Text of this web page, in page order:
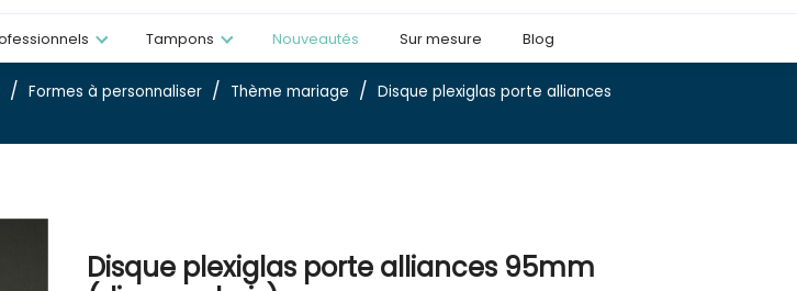
Tampons Nouveautés Sur mesure Blog
Formes à personnaliser Thème mariage
Disque plexiglas porte alliances
Disque plexiglas porte alliances 95mm